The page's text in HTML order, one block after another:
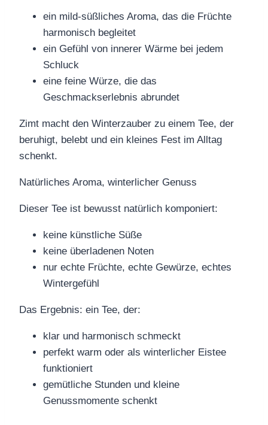
ein mild-süßliches Aroma, das die Früchte
harmonisch begleitet
ein Gefühl von innerer Wärme bei jedem
Schluck
eine feine Würze, die das
Geschmackserlebnis abrundet
Zimt macht den Winterzauber zu einem Tee, der
beruhigt, belebt und ein kleines Fest im Alltag
schenkt.
Natürliches Aroma, winterlicher Genuss
Dieser Tee ist bewusst natürlich komponiert:
keine künstliche Süße
keine überladenen Noten
nur echte Früchte, echte Gewürze, echtes
Wintergefühl
Das Ergebnis: ein Tee, der:
klar und harmonisch schmeckt
perfekt warm oder als winterlicher Eistee
funktioniert
gemütliche Stunden und kleine
Genussmomente schenkt